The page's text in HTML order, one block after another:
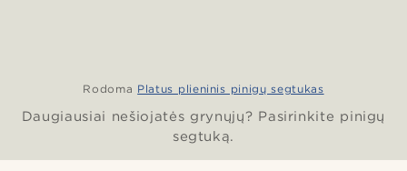
Rodoma Platus plieninis pinigų segtukas
Daugiausiai nešiojatės grynųjų? Pasirinkite pinigų
segtuką.